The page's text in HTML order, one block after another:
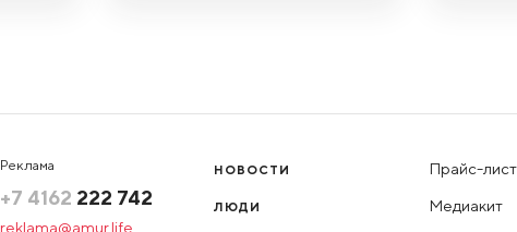
Реклама
+7 4162 222 742
reklama@amur.life
НОВОСТИ
ЛЮДИ
Прайс-лист
Медиакит